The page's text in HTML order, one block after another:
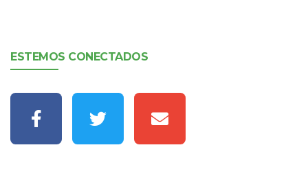
ESTEMOS CONECTADOS